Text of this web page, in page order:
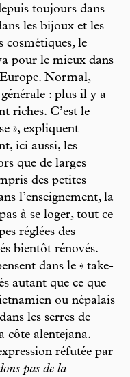
toujours dans
les bijoux et les
cosmétiques, le
pour le mieux dans
Normal,
: plus il y a
riches. C’est le
», expliquent
ici aussi, les
que de larges
des petites
l’enseignement, la
à se loger, tout ce
réglées des
bientôt rénovés.
dans le « take-
autant que ce que
ou népalais
les serres de
côte alentejana.
réfutée par
pas de la